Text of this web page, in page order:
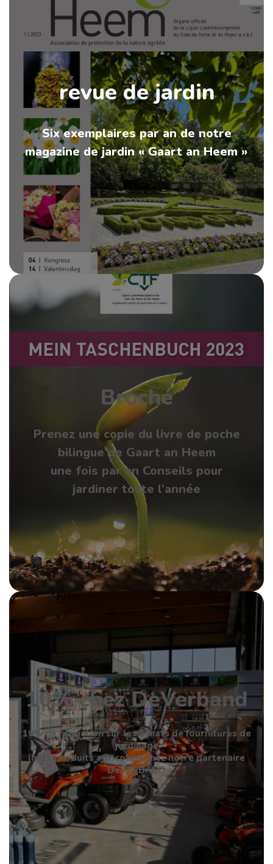
revue de jardin
Six exemplaires par an de notre
magazine de jardin « Gaart an Heem »
Broché
Prenez une copie du livre de poche
bilingue de Gaart an Heem
une fois par an Conseils pour
jardiner toute l’année
10% chez DeVerband
10% de réduction sur les achats de fournitures de
jardinage
(hors produits agricoles) chez notre partenaire
DeVERBAND